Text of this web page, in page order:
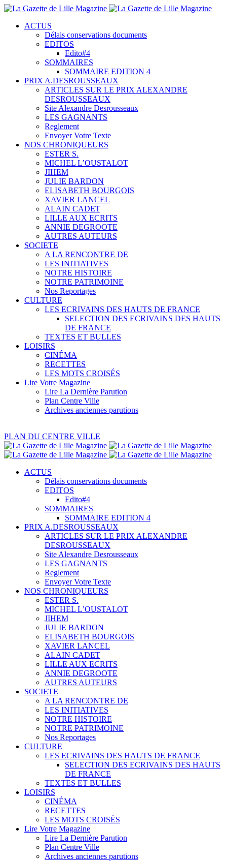
ACTUS
Délais conservations documents
EDITOS
Edito#4
SOMMAIRES
SOMMAIRE EDITION 4
PRIX A.DESROUSSEAUX
ARTICLES SUR LE PRIX ALEXANDRE
DESROUSSEAUX
Site Alexandre Desrousseaux
LES GAGNANTS
Reglement
Envoyer Votre Texte
NOS CHRONIQUEURS
ESTER S.
MICHEL L’OUSTALOT
JIHEM
JULIE BARDON
ELISABETH BOURGOIS
XAVIER LANCEL
ALAIN CADET
LILLE AUX ECRITS
ANNIE DEGROOTE
AUTRES AUTEURS
SOCIETE
A LA RENCONTRE DE
LES INITIATIVES
NOTRE HISTOIRE
NOTRE PATRIMOINE
Nos Reportages
CULTURE
LES ECRIVAINS DES HAUTS DE FRANCE
SELECTION DES ECRIVAINS DES HAUTS
DE FRANCE
TEXTES ET BULLES
LOISIRS
CINÉMA
RECETTES
LES MOTS CROISÉS
Lire Votre Magazine
Lire La Dernière Parution
Plan Centre Ville
Archives anciennes parutions
PLAN DU CENTRE VILLE
ACTUS
Délais conservations documents
EDITOS
Edito#4
SOMMAIRES
SOMMAIRE EDITION 4
PRIX A.DESROUSSEAUX
ARTICLES SUR LE PRIX ALEXANDRE
DESROUSSEAUX
Site Alexandre Desrousseaux
LES GAGNANTS
Reglement
Envoyer Votre Texte
NOS CHRONIQUEURS
ESTER S.
MICHEL L’OUSTALOT
JIHEM
JULIE BARDON
ELISABETH BOURGOIS
XAVIER LANCEL
ALAIN CADET
LILLE AUX ECRITS
ANNIE DEGROOTE
AUTRES AUTEURS
SOCIETE
A LA RENCONTRE DE
LES INITIATIVES
NOTRE HISTOIRE
NOTRE PATRIMOINE
Nos Reportages
CULTURE
LES ECRIVAINS DES HAUTS DE FRANCE
SELECTION DES ECRIVAINS DES HAUTS
DE FRANCE
TEXTES ET BULLES
LOISIRS
CINÉMA
RECETTES
LES MOTS CROISÉS
Lire Votre Magazine
Lire La Dernière Parution
Plan Centre Ville
Archives anciennes parutions